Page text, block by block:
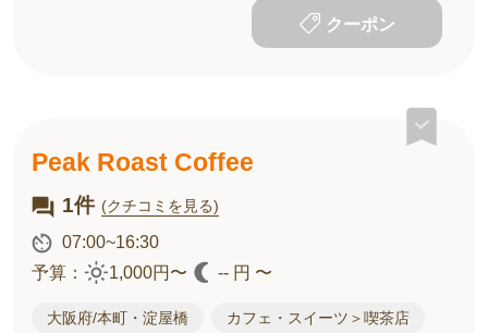
クーポン
Peak Roast Coffee
1件 (クチコミを見る)
07:00~16:30
予算：
1,000円〜 -- 円 〜
大阪府/本町・淀屋橋 カフェ・スイーツ＞喫茶店